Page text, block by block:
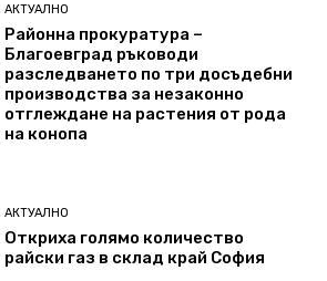
АКТУАЛНО
Районна прокуратура –
Благоевград ръководи
разследването по три досъдебни
производства за незаконно
отглеждане на растения от рода
на конопа
АКТУАЛНО
Откриха голямо количество
райски газ в склад край София